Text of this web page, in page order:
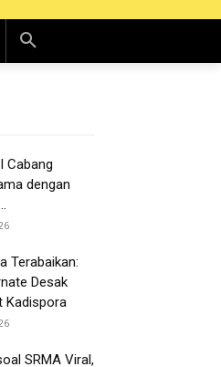
Cabang
dengan
Terabaikan:
Desak
Kadispora
SRMA Viral,